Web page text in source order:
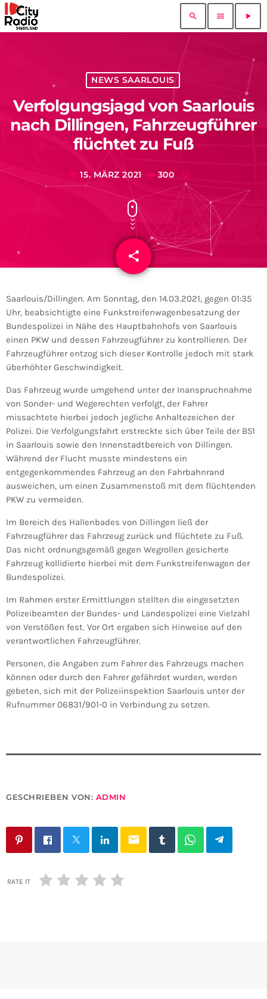
search menu play_arrow
NEWS SAARLOUIS
Verfolgungsjagd von Saarlouis
nach Dillingen, Fahrzeugführer
flüchtet zu Fuß
today 15. MÄRZ 2021 300
share
email
Saarlouis/Dillingen. Am Sonntag, den 14.03.2021, gegen 01:35
Uhr, beabsichtigte eine Funkstreifenwagenbesatzung der
Bundespolizei in Nähe des Hauptbahnhofs von Saarlouis
einen PKW und dessen Fahrzeugführer zu kontrollieren. Der
Fahrzeugführer entzog sich dieser Kontrolle jedoch mit stark
überhöhter Geschwindigkeit.
Das Fahrzeug wurde umgehend unter der Inanspruchnahme
von Sonder- und Wegerechten verfolgt, der Fahrer
missachtete hierbei jedoch jegliche Anhaltezeichen der
Polizei. Die Verfolgungsfahrt erstreckte sich über Teile der B51
in Saarlouis sowie den Innenstadtbereich von Dillingen.
Während der Flucht musste mindestens ein
entgegenkommendes Fahrzeug an den Fahrbahnrand
ausweichen, um einen Zusammenstoß mit dem flüchtenden
PKW zu vermeiden.
Im Bereich des Hallenbades von Dillingen ließ der
Fahrzeugführer das Fahrzeug zurück und flüchtete zu Fuß.
Das nicht ordnungsgemäß gegen Wegrollen gesicherte
Fahrzeug kollidierte hierbei mit dem Funkstreifenwagen der
Bundespolizei.
Im Rahmen erster Ermittlungen stellten die eingesetzten
Polizeibeamten der Bundes- und Landespolizei eine Vielzahl
von Verstößen fest. Vor Ort ergaben sich Hinweise auf den
verantwortlichen Fahrzeugführer.
Personen, die Angaben zum Fahrer des Fahrzeugs machen
können oder durch den Fahrer gefährdet wurden, werden
gebeten, sich mit der Polizeiinspektion Saarlouis unter der
Rufnummer 06831/901-0 in Verbindung zu setzen.
GESCHRIEBEN VON: ADMIN
email
RATE IT